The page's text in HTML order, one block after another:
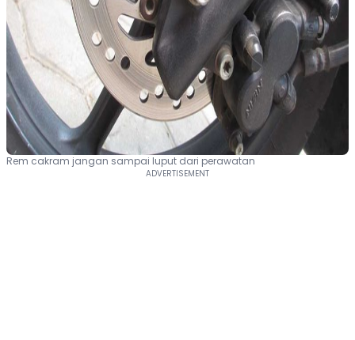
Rem cakram jangan sampai luput dari perawatan